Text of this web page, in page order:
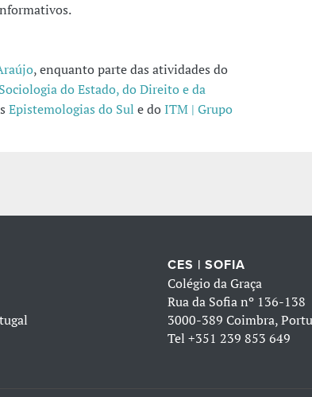
, enquanto parte das atividades do
Sociologia do Estado, do Direito e da
Epistemologias do Sul e do ITM | Grupo
CES | SOFIA
Colégio da Graça
Rua da Sofia nº 136-138
3000-389 Coimbra,
Tel +351 239 853 649